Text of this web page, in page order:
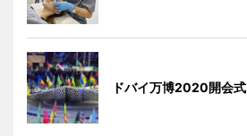
ドバイ万博2020開会式